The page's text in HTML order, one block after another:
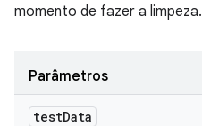
momento de fazer a limpeza.
Parâmetros
testData